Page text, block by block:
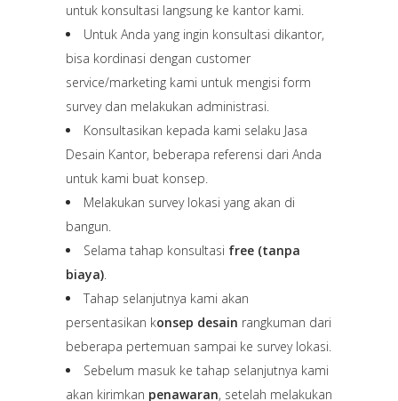
untuk konsultasi langsung ke kantor kami.
Untuk Anda yang ingin konsultasi dikantor,
bisa kordinasi dengan customer
service/marketing kami untuk mengisi form
survey dan melakukan administrasi.
Konsultasikan kepada kami selaku Jasa
Desain Kantor, beberapa referensi dari Anda
untuk kami buat konsep.
Melakukan survey lokasi yang akan di
bangun.
Selama tahap konsultasi free (tanpa
biaya).
Tahap selanjutnya kami akan
persentasikan konsep desain rangkuman dari
beberapa pertemuan sampai ke survey lokasi.
Sebelum masuk ke tahap selanjutnya kami
akan kirimkan penawaran, setelah melakukan